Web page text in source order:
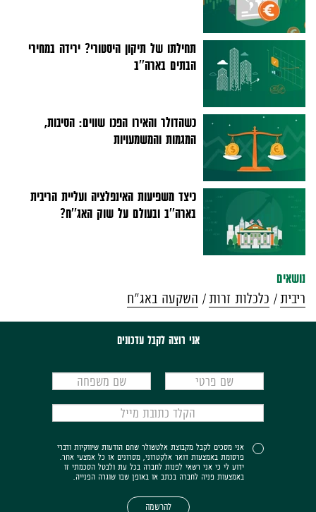
תחילתו של תיקון היסטורי? ירידה במחירי
הבתים בארה''ב
כשהדולר והאירו הפכו שווים: הסיבות,
המגמות והמשמעויות
כיצד משפיעות האינפלציה ועליית הריבית
בארה''ב ובעולם על שוק האג''ח?
נושאים
ריבית
כלכלות זרות השקעה באג"ח
אני רוצה לקבל עדכונים
אני מסכים לקבל מקבוצת אלטשולר שחם הודעות שיווקיות ודברי
פרסומת באמצעות דואר אלקטרוני, מסרונים או כל אמצעי אחר.
ידוע לי כי אני רשאי לפנות לחברה בכל עת ולבטל הסכמתי זו
באמצעות פניה לחברה בכתב או באופן שבו שוגרה הפנייה.
להרשמה